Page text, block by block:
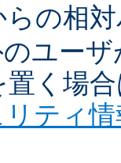
らの相
ユー
く場
リティ